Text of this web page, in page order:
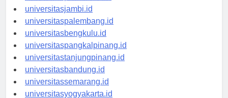
universitaspekanbaru.id
universitasjambi.id
universitaspalembang.id
universitasbengkulu.id
universitaspangkalpinang.id
universitastanjungpinang.id
universitasbandung.id
universitassemarang.id